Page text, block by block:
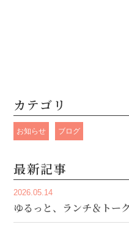
カテゴリ
お知らせ ブログ
最新記事
2026.05.14
ゆるっと、ランチ＆トー